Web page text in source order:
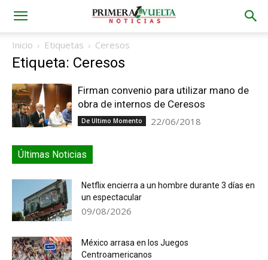
Inicio Etiquetas Ceresos
Etiqueta: Ceresos
Firman convenio para utilizar mano de
obra de internos de Ceresos
De Ultimo Momento 22/06/2018
Últimas Noticias
Netflix encierra a un hombre durante 3 días en
un espectacular
09/08/2026
México arrasa en los Juegos
Centroamericanos